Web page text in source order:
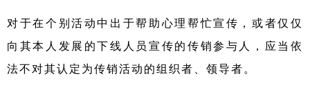
对于在个别活动中出于帮助心理帮忙宣传，或者仅仅
向其本人发展的下线人员宣传的传销参与人，应当依
法不对其认定为传销活动的组织者、领导者。